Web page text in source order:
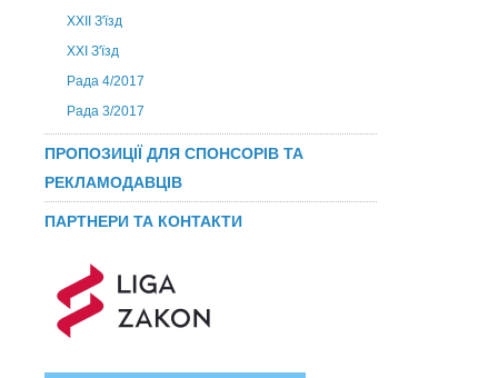
ХХІІ З'їзд
XXI З'їзд
Рада 4/2017
Рада 3/2017
ПРОПОЗИЦІЇ ДЛЯ СПОНСОРІВ ТА
РЕКЛАМОДАВЦІВ
ПАРТНЕРИ ТА КОНТАКТИ